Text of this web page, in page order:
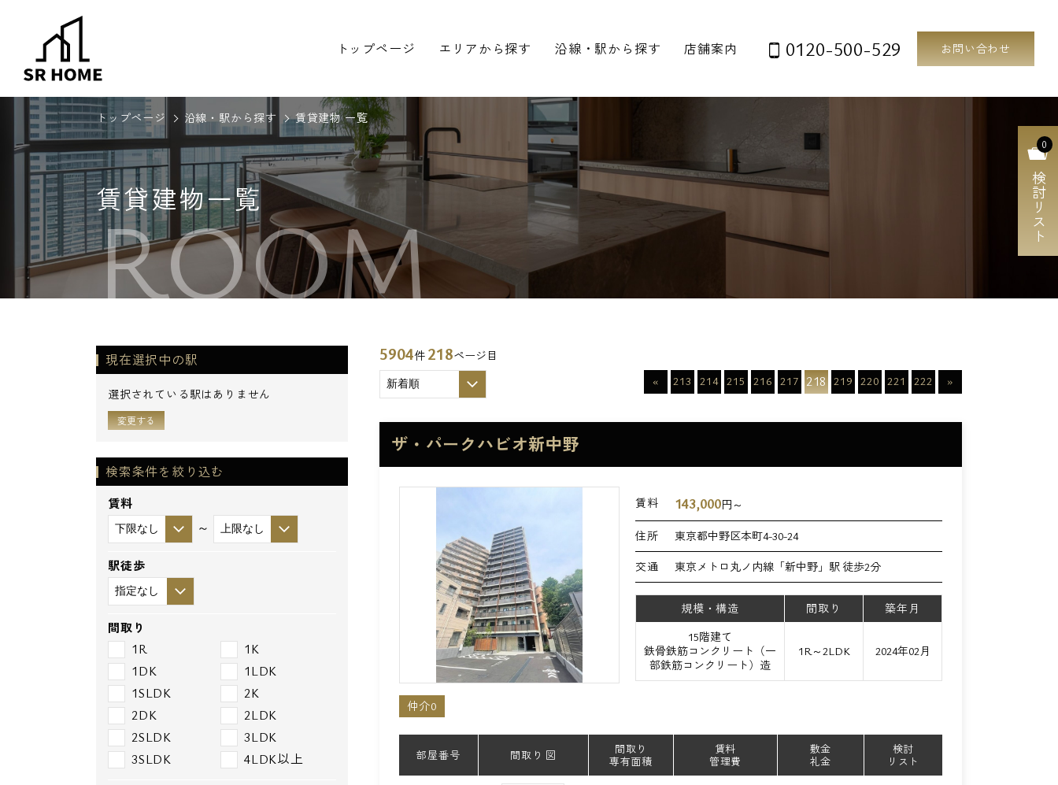
トップページ エリアから探す 沿線・駅から探す 店舗案内 0120-500-529 お問い合わせ
0
検討リスト
トップページ 沿線・駅から探す 賃貸建物 一覧
賃貸建物一覧
ROOM
5904件 218ページ目
«
213 214 215 216 217 218 219 220 221 222 »
ザ・パークハビオ新中野
賃料 143,000円～
住所 東京都中野区本町4-30-24
交通 東京メトロ丸ノ内線「新中野」駅 徒歩2分
規模・構造 間取り
築年月
15階建て
鉄骨鉄筋コンクリート（一
部鉄筋コンクリート）造
1R～2LDK 2024年02月
仲介0
部屋番号 間取り 図
間取り
専有面積
賃料
管理費
敷金
礼金
検討
リスト
現在選択中の駅
選択されている駅はありません
変更する
検索条件を絞り込む
賃料
～
駅徒歩
間取り
1R
1K
1DK
1LDK
1SLDK
2K
2DK
2LDK
2SLDK
3LDK
3SLDK
4LDK以上